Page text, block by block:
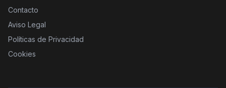
Contacto
Aviso Legal
Políticas de Privacidad
Cookies